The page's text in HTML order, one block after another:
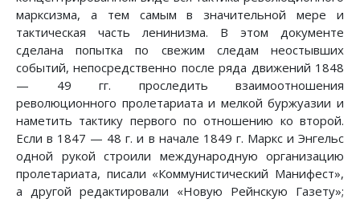
марксизма, а тем самым в значительной мере и
тактическая часть ленинизма. В этом документе
сделана попытка по свежим следам неостывших
событий, непосредственно после ряда движений 1848
— 49 гг. проследить взаимоотношения
революционного пролетариата и мелкой буржуазии и
наметить тактику первого по отношению ко второй.
Если в 1847 — 48 г. и в начале 1849 г. Маркс и Энгельс
одной рукой строили международную организацию
пролетариата, писали «Коммунистический Манифест»,
а другой редактировали «Новую Рейнскую Газету»;